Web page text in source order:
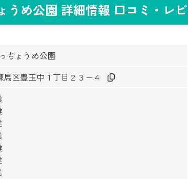
うめ公園 詳細情報 口コミ・レ
ちょうめ公園
馬区豊玉中１丁目２３−４